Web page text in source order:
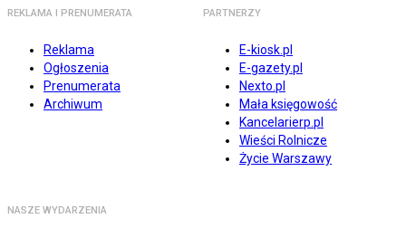
REKLAMA I PRENUMERATA
Reklama
Ogłoszenia
Prenumerata
Archiwum
PARTNERZY
E-kiosk.pl
E-gazety.pl
Nexto.pl
Mała księgowość
Kancelarierp.pl
Wieści Rolnicze
Życie Warszawy
NASZE WYDARZENIA